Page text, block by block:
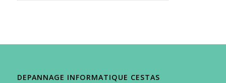
DEPANNAGE INFORMATIQUE CESTAS